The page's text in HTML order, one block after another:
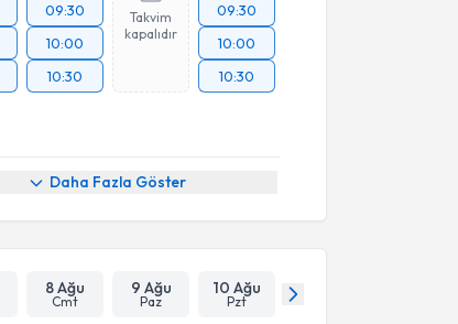
09:30
10:00
10:30
Takvim
kapalıdır
09:30
10:00
10:30
Daha Fazla Göster
8 Ağu
Cmt
9 Ağu
Paz
10 Ağu
Pzt